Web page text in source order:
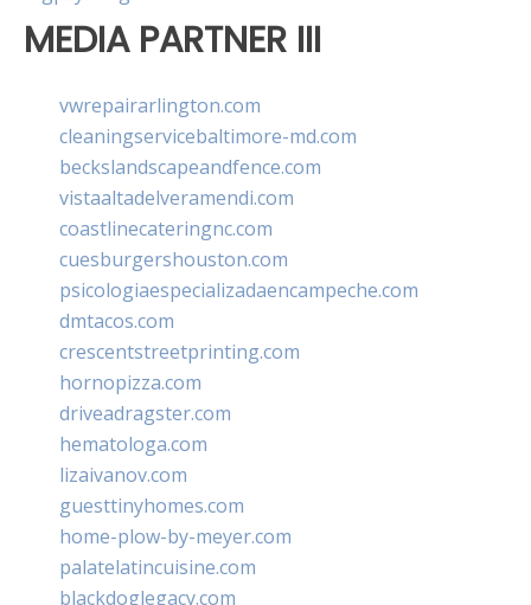
MEDIA PARTNER III
vwrepairarlington.com
cleaningservicebaltimore-md.com
beckslandscapeandfence.com
vistaaltadelveramendi.com
coastlinecateringnc.com
cuesburgershouston.com
psicologiaespecializadaencampeche.com
dmtacos.com
crescentstreetprinting.com
hornopizza.com
driveadragster.com
hematologa.com
lizaivanov.com
guesttinyhomes.com
home-plow-by-meyer.com
palatelatincuisine.com
blackdoglegacy.com